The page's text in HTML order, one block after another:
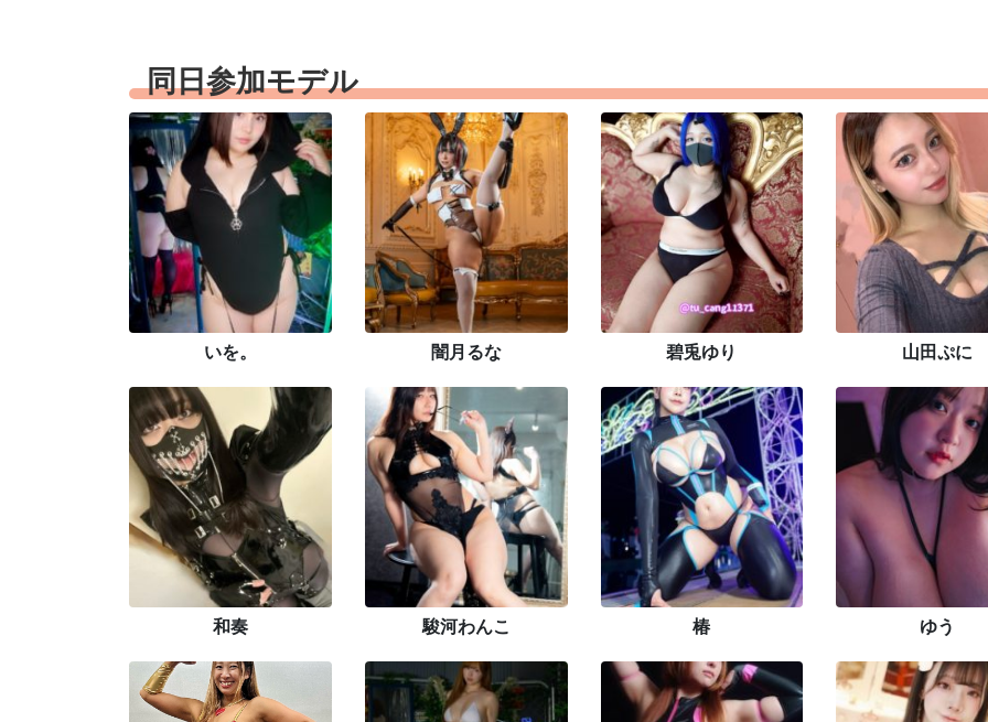
同日参加モデル
いを。 闇月るな 碧兎ゆり 山田ぷに
和奏 駿河わんこ 椿 ゆう